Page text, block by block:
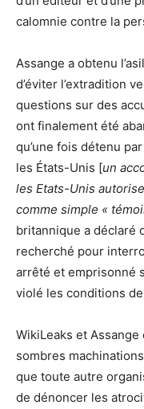
calomnie contre la
Assange a obtenu
d’éviter l’extradition
questions sur des
ont finalement été
qu’une fois détenu
les États-Unis [un
les Etats-Unis
comme simple «
britannique a déclaré
recherché pour
arrêté et emprisonné
violé les conditions
WikiLeaks et
sombres
que toute autre
de dénoncer les